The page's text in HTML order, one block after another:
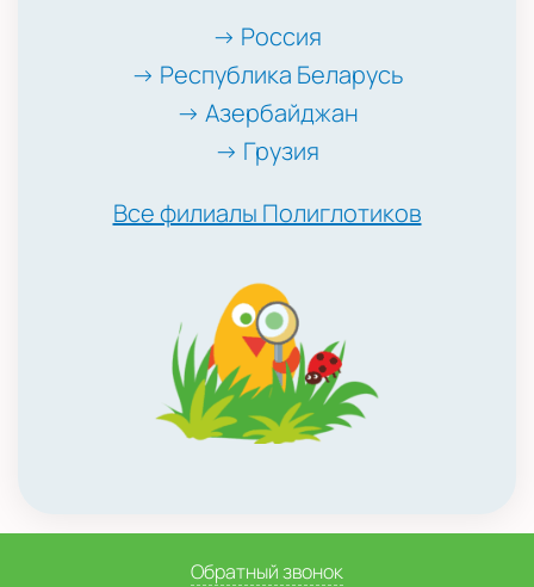
→ Россия
→ Республика Беларусь
→ Азербайджан
→ Грузия
Все филиалы Полиглотиков
Обратный звонок